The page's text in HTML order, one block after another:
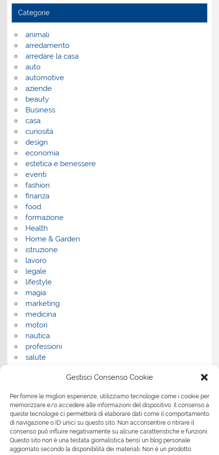
Gestisci Consenso Cookie
Per fornire le migliori esperienze, utilizziamo tecnologie come i cookie per
memorizzare e/o accedere alle informazioni del dispositivo. Il consenso a
queste tecnologie ci permetterà di elaborare dati come il comportamento
di navigazione o ID unici su questo sito. Non acconsentire o ritirare il
consenso può influire negativamente su alcune caratteristiche e funzioni.
Questo sito non è una testata giornalistica bensì un blog personale
aggiornato secondo la disponibilità dei materiali. Non è un prodotto
Categorie
animali
arredamento
arredare la casa
auto
automotive
aziende
beauty
Business
casa
curiosità
design
economia
estetica e benessere
eventi
fashion
finanza
food
formazione
Health
Home & Garden
istruzione
lavoro
legale
lifestyle
magia
marketing
medicina
motori
nautica
professioni
salute
servizi per le aziende
shopping
sport
Tech
tecnologia